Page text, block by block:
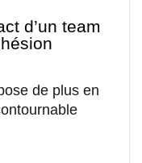
d’un team
de plus en